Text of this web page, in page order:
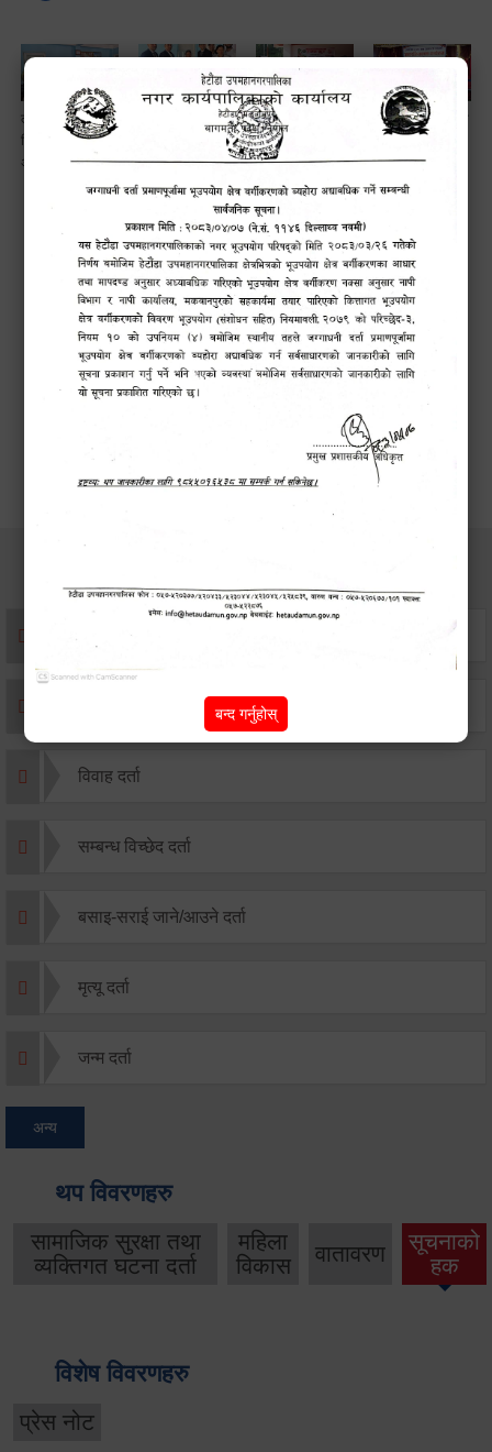
लैङ्गि असमानताका
विबिध पक्षहरु विषयक
अन्तक्रिया कार्यक्रम
उपमहानगरपालिकाबाटै
प्यान र भ्याटसहितका
कर सेवा सम्बन्धी
ड्रागन फ्रुट
महोत्सव–२०८३
सफलतापूर्वक
सम्पन्न!
सामाजिक सुरक्षा तथा
अन्तरक्रियात्मक
कार्यक्रम
संस्था दर्ता सिफारिस
एकिकृत सम्पत्ति कर/घर जग्गा कर
विवाह दर्ता
सम्बन्ध विच्छेद दर्ता
बसाइ-सराई जाने/आउने दर्ता
मृत्यू दर्ता
जन्म दर्ता
अन्य
थप विवरणहरु
सामाजिक सुरक्षा तथा
व्यक्तिगत घटना दर्ता
महिला
विकास
वातावरण
सूचनाको
हक
विशेष विवरणहरु
प्रेस नोट
बन्द गर्नुहोस्